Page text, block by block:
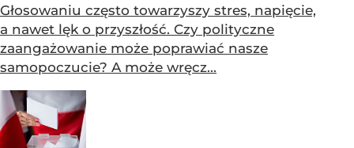
Głosowaniu często towarzyszy stres, napięcie,
a nawet lęk o przyszłość. Czy polityczne
zaangażowanie może poprawiać nasze
samopoczucie? A może wręcz...